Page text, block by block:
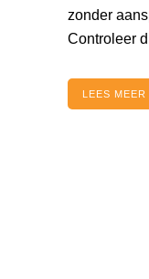
zonder
Controleer
LEES MEER